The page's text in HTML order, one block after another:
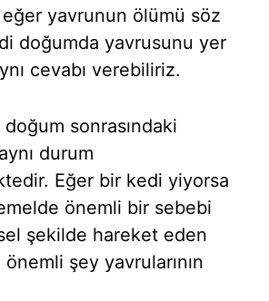
yavrunun ölümü söz
doğumda yavrusunu yer
cevabı verebiliriz.
doğum sonrasındaki
durum
Eğer bir kedi yiyorsa
önemli bir sebebi
şekilde hareket eden
şey yavrularının